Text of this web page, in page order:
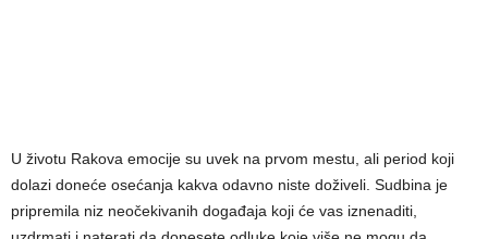
U životu Rakova emocije su uvek na prvom mestu, ali period koji
dolazi doneće osećanja kakva odavno niste doživeli. Sudbina je
pripremila niz neočekivanih događaja koji će vas iznenaditi,